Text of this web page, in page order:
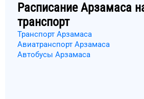
РасписаниеАрзамаса
транспорт
Транспорт Арзамаса
Авиатранспорт Арзамаса
Автобусы Арзамаса